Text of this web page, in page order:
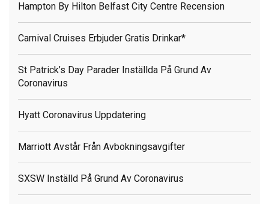
Hampton By Hilton Belfast City Centre Recension
Carnival Cruises Erbjuder Gratis Drinkar*
St Patrick’s Day Parader Inställda På Grund Av
Coronavirus
Hyatt Coronavirus Uppdatering
Marriott Avstår Från Avbokningsavgifter
SXSW Inställd På Grund Av Coronavirus